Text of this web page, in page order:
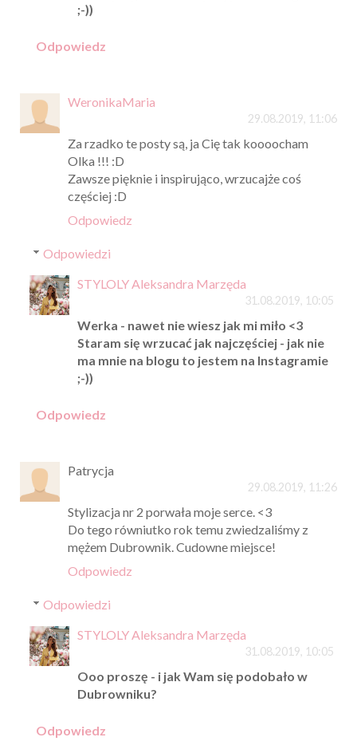
;-))
Odpowiedz
WeronikaMaria
29.08.2019, 11:06
Za rzadko te posty są, ja Cię tak koooocham
Olka !!! :D
Zawsze pięknie i inspirująco, wrzucajże coś
częściej :D
Odpowiedz
Odpowiedzi
STYLOLY Aleksandra Marzęda
31.08.2019, 10:05
Werka - nawet nie wiesz jak mi miło <3
Staram się wrzucać jak najczęściej - jak nie
ma mnie na blogu to jestem na Instagramie
;-))
Odpowiedz
Patrycja
29.08.2019, 11:26
Stylizacja nr 2 porwała moje serce. <3
Do tego równiutko rok temu zwiedzaliśmy z
mężem Dubrownik. Cudowne miejsce!
Odpowiedz
Odpowiedzi
STYLOLY Aleksandra Marzęda
31.08.2019, 10:05
Ooo proszę - i jak Wam się podobało w
Dubrowniku?
Odpowiedz